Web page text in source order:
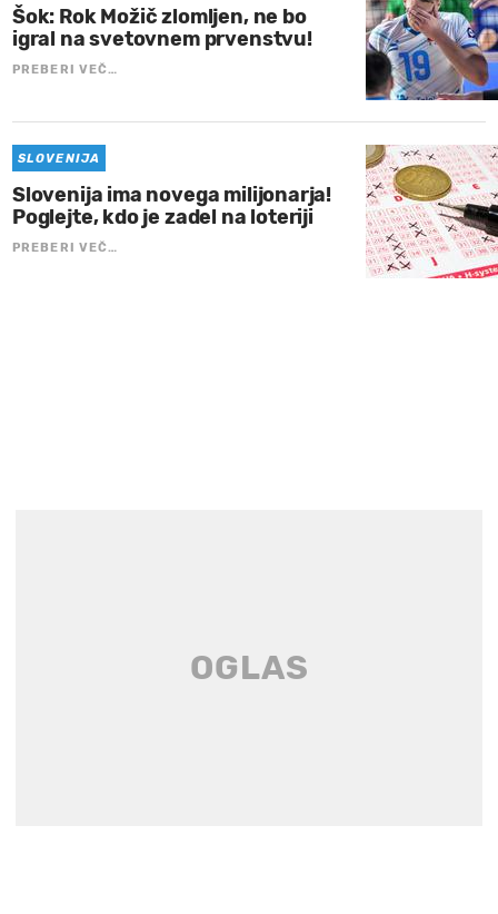
Šok: Rok Možič zlomljen, ne bo
igral na svetovnem prvenstvu!
PREBERI VEČ…
SLOVENIJA
Slovenija ima novega milijonarja!
Poglejte, kdo je zadel na loteriji
PREBERI VEČ…